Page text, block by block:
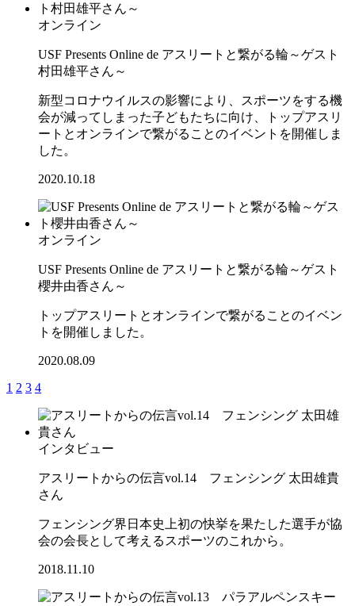
オンライン
USF Presents Online de アスリートと繋がる輪～ゲスト
村田雄平さん～
新型コロナウイルスの影響により、スポーツをする機
会が減ってしまった子どもたちに向け、トップアスリ
ートとオンラインで繋がることのイベントを開催しま
した。
2020.10.18
オンライン
USF Presents Online de アスリートと繋がる輪～ゲスト
櫻井由香さん～
トップアスリートとオンラインで繋がることのイベン
トを開催しました。
2020.08.09
1 2 3 4
インタビュー
アスリートからの伝言vol.14 フェンシング 太田雄貴
さん
フェンシング界日本史上初の快挙を果たした選手が協
会の会長として考えるスポーツのこれから。
2018.11.10